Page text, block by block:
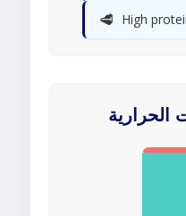
🥩 High